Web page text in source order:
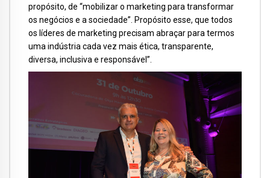
propósito, de “mobilizar o marketing para transformar
os negócios e a sociedade”. Propósito esse, que todos
os líderes de marketing precisam abraçar para termos
uma indústria cada vez mais ética, transparente,
diversa, inclusiva e responsável”.